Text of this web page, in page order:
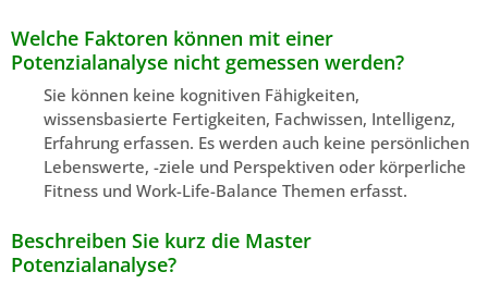
Welche Faktoren können mit einer
Potenzialanalyse nicht gemessen werden?
Sie können keine kognitiven Fähigkeiten,
wissensbasierte Fertigkeiten, Fachwissen, Intelligenz,
Erfahrung erfassen. Es werden auch keine persönlichen
Lebenswerte, -ziele und Perspektiven oder körperliche
Fitness und Work-Life-Balance Themen erfasst.
Beschreiben Sie kurz die Master
Potenzialanalyse?